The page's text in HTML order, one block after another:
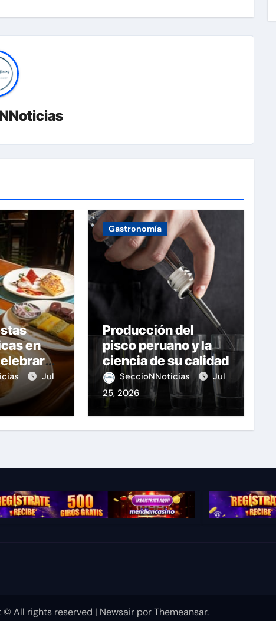
en
Jul
Gastronomía
Producción del
pisco peruano y la
ciencia de su calidad
SeccioNNoticias
Jul
25, 2026
© All rights reserved | Newsair porThemeansar.